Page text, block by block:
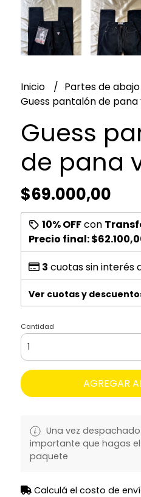
Inicio
Partes de abajo
Guess pantalón de
Guess
de pana
$69.000,00
10% OFFcon
Precio final:
3 cuotas sin interés
Ver cuotas y
Cantidad
AGREGAR
Una vez
importante que hagas
paquete
Calculá el costo de